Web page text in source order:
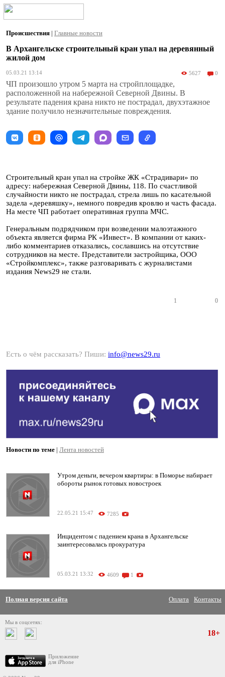
Происшествия | Главные новости
В Архангельске строительный кран упал на деревянный
жилой дом
05.03.21 13:14 5627 0
ЧП произошло утром 5 марта на стройплощадке,
расположенной на набережной Северной Двины. В
результате падения крана никто не пострадал, двухэтажное
здание получило незначительные повреждения.
Строительный кран упал на стройке ЖК «Страдивари» по
адресу: набережная Северной Двины, 118. По счастливой
случайности никто не пострадал, стрела лишь по касательной
задела «деревяшку», немного повредив кровлю и часть фасада.
На месте ЧП работает оперативная группа МЧС.
Генеральным подрядчиком при возведении малоэтажного
объекта является фирма РК «Инвест». В компании от каких-
либо комментариев отказались, сославшись на отсутствие
сотрудников на месте. Представители застройщика, ООО
«Стройкомплекс», также разговаривать с журналистами
издания News29 не стали.
1 0
Есть о чём рассказать? Пиши: info@news29.ru
Новости по теме | Лента новостей
Утром деньги, вечером квартиры: в Поморье набирает
обороты рынок готовых новостроек
22.05.21 15:47 7285
Инцидентом с падением крана в Архангельске
заинтересовалась прокуратура
05.03.21 13:32 4609 1
Полная версия сайта Оплата Контакты
Мы в соцсетях:
Приложение
для iPhone
18+